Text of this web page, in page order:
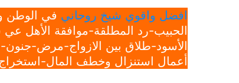
افضل واقوي شيخ روحاني في الوطن
الحبيب-رد المطلقة-موافقة الأهل
الأسود-طلاق بين الازواج-مرض-
أعمال استنزال وخطف المال-استخراج